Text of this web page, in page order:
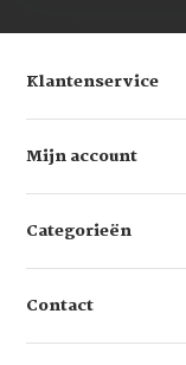
Klantenservice
Mijn account
Categorieën
Contact